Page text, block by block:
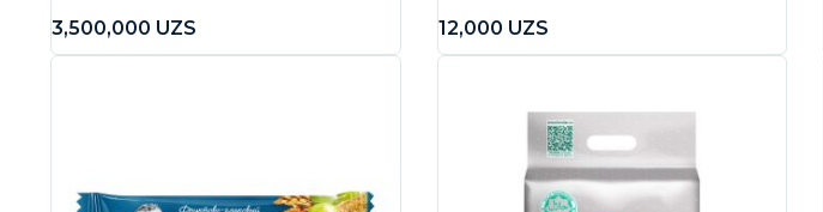
3,500,000 UZS 12,000 UZS